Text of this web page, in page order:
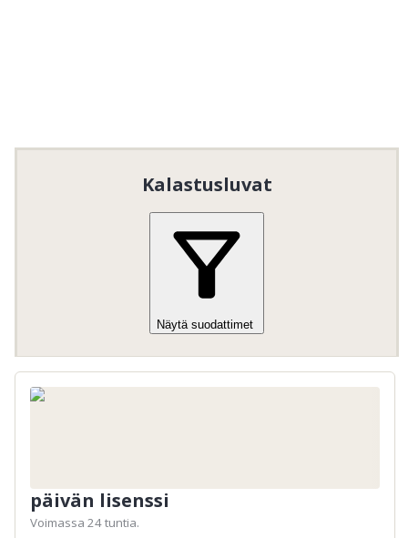
Kalastusluvat
Näytä suodattimet
päivän lisenssi
Voimassa 24 tuntia.